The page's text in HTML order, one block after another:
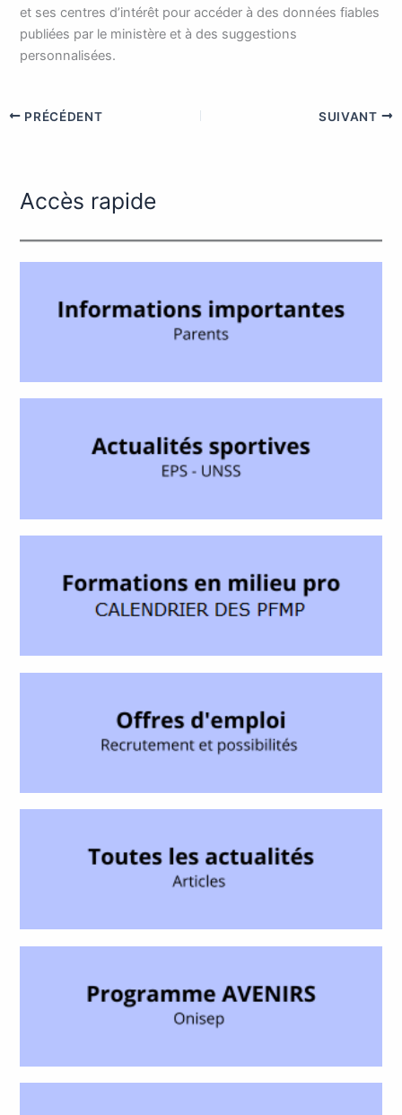
et ses centres d’intérêt pour accéder à des données fiables
publiées par le ministère et à des suggestions
personnalisées.
PRÉCÉDENT SUIVANT
Accès rapide